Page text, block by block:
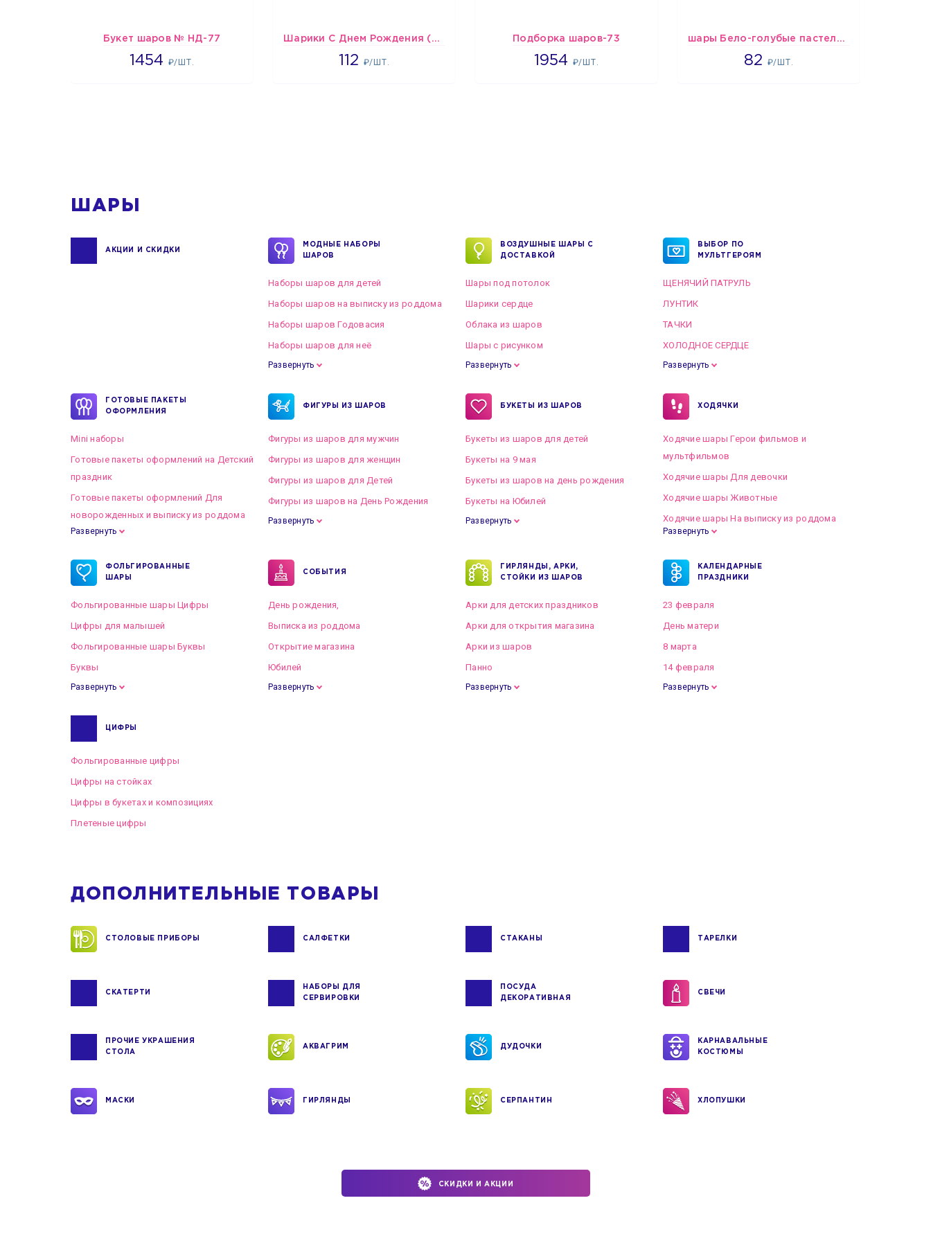
Букет шаров № НД-77
1454 ₽/ШТ.
1454 Шарики С Днем Рождения (мишки и тортики)
112 ₽/ШТ.
1718 Подборка шаров-73
1954 ₽/ШТ.
1954 шары Бело-голубые пастельные
82 ₽/ШТ.
1637
ШАРЫ
АКЦИИ И СКИДКИ
МОДНЫЕ НАБОРЫ
ШАРОВ
Наборы шаров для детей
Наборы шаров на выписку из роддома
Наборы шаров Годовасия
Наборы шаров для неё
Развернуть
ВОЗДУШНЫЕ ШАРЫ С
ДОСТАВКОЙ
Шары под потолок
Шарики сердце
Облака из шаров
Шары с рисунком
Развернуть
ВЫБОР ПО
МУЛЬТГЕРОЯМ
ЩЕНЯЧИЙ ПАТРУЛЬ
ЛУНТИК
ТАЧКИ
ХОЛОДНОЕ СЕРДЦЕ
Развернуть
ГОТОВЫЕ ПАКЕТЫ
ОФОРМЛЕНИЯ
Mini наборы
Готовые пакеты оформлений на Детский
праздник
Готовые пакеты оформлений Для
новорожденных и выписку из роддома
Готовые пакеты оформлений на Свадьбу
Развернуть
ФИГУРЫ ИЗ ШАРОВ
Фигуры из шаров для мужчин
Фигуры из шаров для женщин
Фигуры из шаров для Детей
Фигуры из шаров на День Рождения
Развернуть
БУКЕТЫ ИЗ ШАРОВ
Букеты из шаров для детей
Букеты на 9 мая
Букеты из шаров на день рождения
Букеты на Юбилей
Развернуть
ХОДЯЧКИ
Ходячие шары Герои фильмов и
мультфильмов
Ходячие шары Для девочки
Ходячие шары Животные
Ходячие шары На выписку из роддома
Развернуть
ФОЛЬГИРОВАННЫЕ
ШАРЫ
Фольгированные шары Цифры
Цифры для малышей
Фольгированные шары Буквы
Буквы
Развернуть
СОБЫТИЯ
День рождения,
Выписка из роддома
Открытие магазина
Юбилей
Развернуть
ГИРЛЯНДЫ, АРКИ,
СТОЙКИ ИЗ ШАРОВ
Арки для детских праздников
Арки для открытия магазина
Арки из шаров
Панно
Развернуть
КАЛЕНДАРНЫЕ
ПРАЗДНИКИ
23 февраля
День матери
8 марта
14 февраля
Развернуть
ЦИФРЫ
Фольгированные цифры
Цифры на стойках
Цифры в букетах и композициях
Плетеные цифры
ДОПОЛНИТЕЛЬНЫЕ ТОВАРЫ
СТОЛОВЫЕ ПРИБОРЫ САЛФЕТКИ СТАКАНЫ ТАРЕЛКИ
СКАТЕРТИ
НАБОРЫ ДЛЯ
СЕРВИРОВКИ
ПОСУДА
ДЕКОРАТИВНАЯ
СВЕЧИ
ПРОЧИЕ УКРАШЕНИЯ
СТОЛА
АКВАГРИМ ДУДОЧКИ
КАРНАВАЛЬНЫЕ
КОСТЮМЫ
МАСКИ ГИРЛЯНДЫ СЕРПАНТИН ХЛОПУШКИ
СКИДКИ И АКЦИИ